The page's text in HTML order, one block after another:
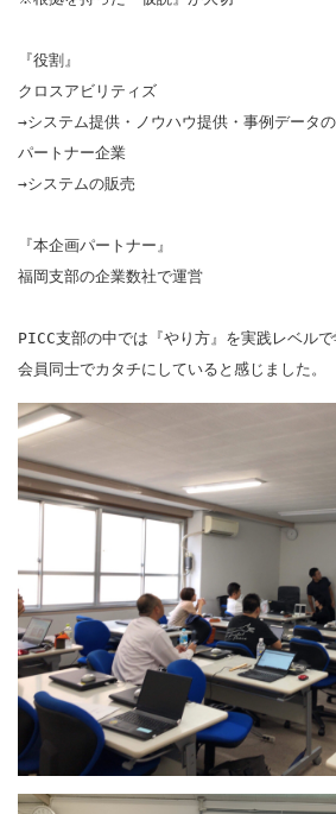
『役割』
クロスアビリティズ
→システム提供・ノウハウ提供・事例データ
パートナー企業
→システムの販売
『本企画パートナー』
福岡支部の企業数社で運営
PICC支部の中では『やり方』を実践レベル
会員同士でカタチにしていると感じました。